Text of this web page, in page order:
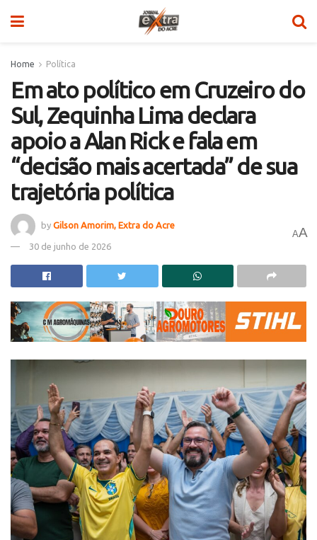
Home Política
Em ato político em Cruzeiro do
Sul, Zequinha Lima declara
apoio a Alan Rick e fala em
“decisão mais acertada” de sua
trajetória política
by Gilson Amorim, Extra do Acre
30 de junho de 2026
AA